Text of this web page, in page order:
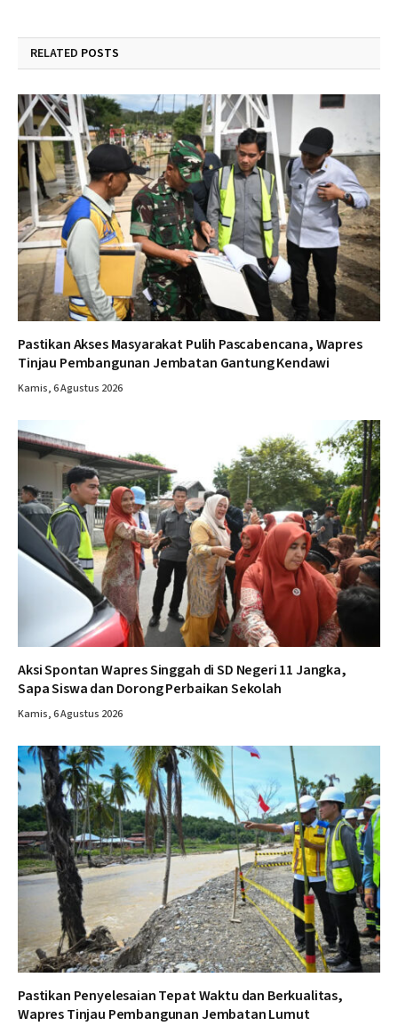
RELATED POSTS
Pastikan Akses Masyarakat Pulih Pascabencana, Wapres
Tinjau Pembangunan Jembatan Gantung Kendawi
Kamis, 6 Agustus 2026
Aksi Spontan Wapres Singgah di SD Negeri 11 Jangka,
Sapa Siswa dan Dorong Perbaikan Sekolah
Kamis, 6 Agustus 2026
Pastikan Penyelesaian Tepat Waktu dan Berkualitas,
Wapres Tinjau Pembangunan Jembatan Lumut